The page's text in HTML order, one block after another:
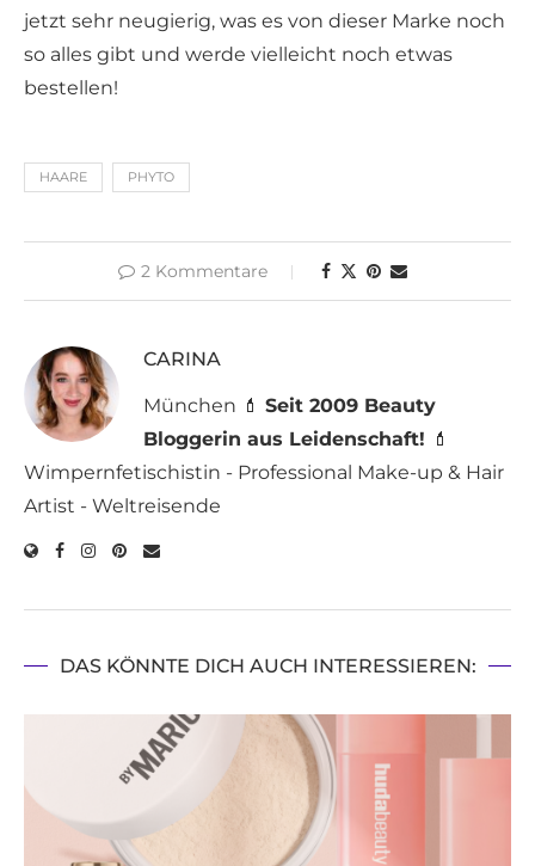
jetzt sehr neugierig, was es von dieser Marke noch
so alles gibt und werde vielleicht noch etwas
bestellen!
HAARE PHYTO
2 Kommentare
CARINA
München 💄 Seit 2009 Beauty
Bloggerin aus Leidenschaft! 💄
Wimpernfetischistin - Professional Make-up & Hair
Artist - Weltreisende
DAS KÖNNTE DICH AUCH INTERESSIEREN: